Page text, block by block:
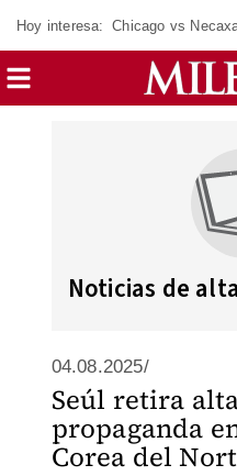
Hoy interesa: Chicago vs
Noticias de
04.08.2025/
Seúl retira
propaganda
Corea del